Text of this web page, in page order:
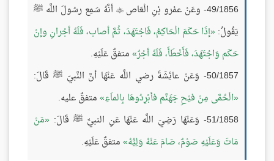
49/1856- وعَنْ عمْرو بْنِ الْعَاص
 أنَّهُ سَمِع رسُولَ اللَّه ﷺ
يَقُولُ: إذَا حَكَمَ الْحَاكِمُ، فَاجْتَهَدَ، ثُمَّ أصاب، فَلَهُ أجْرانِ وإنْ
حَكَم وَاجْتَهَدَ، فَأَخْطَأَ، فَلَهُ أجْرٌ متفقٌ عَلَيْهِ.
50/1857- وَعَنْ عائِشَةَ رضي اللَّه عَنْهَا أنَّ النَّبيّ ﷺ قَالَ:
الْحُمَّى مِنْ فيْحِ جَهَنَّم فأبْرِدُوهَا بِالماَءِ متفقٌ عليه.
51/1858- وَعَنْهَا رَضِيَ اللَّه عَنْهَا عَنِ النبيِّ ﷺ قَالَ:
مَنْ
مَاتَ وَعَلَيْهِ صَوْمٌ، صَامَ عَنْهُ وَلِيُّهُ متفقٌ عَلَيْهِ.